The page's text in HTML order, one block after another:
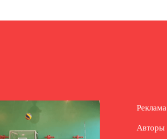
Реклама
Авторы